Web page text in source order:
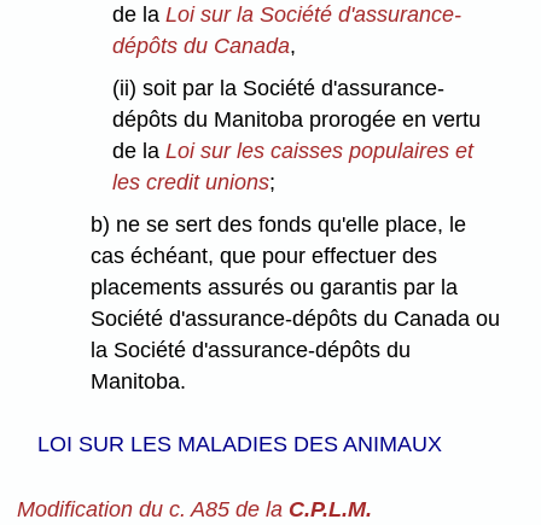
de la Loi sur la Société d'assurance-
dépôts du Canada,
(ii) soit par la Société d'assurance-
dépôts du Manitoba prorogée en vertu
de la Loi sur les caisses populaires et
les credit unions;
b) ne se sert des fonds qu'elle place, le
cas échéant, que pour effectuer des
placements assurés ou garantis par la
Société d'assurance-dépôts du Canada ou
la Société d'assurance-dépôts du
Manitoba.
LOI SUR LES MALADIES DES ANIMAUX
Modification du c. A85 de la C.P.L.M.